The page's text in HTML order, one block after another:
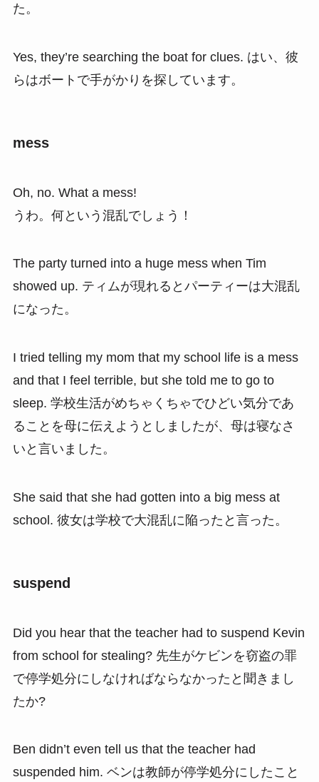
た。
Yes, they’re searching the boat for clues. はい、彼
らはボートで手がかりを探しています。
mess
Oh, no. What a mess!
うわ。何という混乱でしょう！
The party turned into a huge mess when Tim
showed up. ティムが現れるとパーティーは大混乱
になった。
I tried telling my mom that my school life is a mess
and that I feel terrible, but she told me to go to
sleep. 学校生活がめちゃくちゃでひどい気分であ
ることを母に伝えようとしましたが、母は寝なさ
いと言いました。
She said that she had gotten into a big mess at
school. 彼女は学校で大混乱に陥ったと言った。
suspend
Did you hear that the teacher had to suspend Kevin
from school for stealing? 先生がケビンを窃盗の罪
で停学処分にしなければならなかったと聞きまし
たか?
Ben didn’t even tell us that the teacher had
suspended him. ベンは教師が停学処分にしたこと